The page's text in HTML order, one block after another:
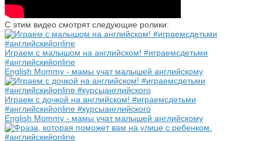
С этим видео смотрят следующие ролики:
Играем с малышом на английском! #играемсдетьми
#английскийonline
English Mommy - мамы учат малышей английскому
Играем с дочкой на английском! #играемсдетьми
#английскийonline #курсыанглийского
English Mommy - мамы учат малышей английскому